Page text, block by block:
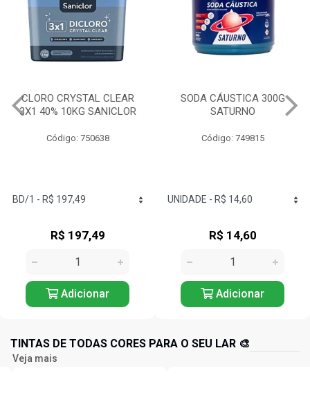
CLORO CRYSTAL CLEAR
3X1 40% 10KG SANICLOR
Código: 750638
R$ 197,49
Adicionar
SODA CÁUSTICA 300G
SATURNO
Código: 749815
R$ 14,60
Adicionar
TINTAS DE TODAS CORES PARA O SEU LAR 🎨
Veja mais